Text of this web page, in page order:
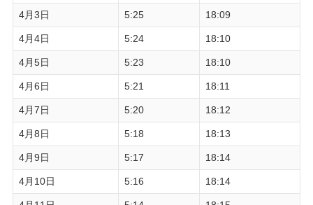
4月3日 5:25 18:09
4月4日 5:24 18:10
4月5日 5:23 18:10
4月6日 5:21 18:11
4月7日 5:20 18:12
4月8日 5:18 18:13
4月9日 5:17 18:14
4月10日 5:16 18:14